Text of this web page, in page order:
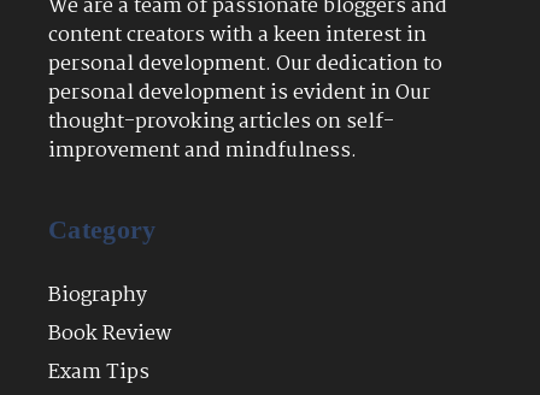
We are a team of passionate bloggers and
content creators with a keen interest in
personal development. Our dedication to
personal development is evident in Our
thought-provoking articles on self-
improvement and mindfulness.
Category
Biography
Book Review
Exam Tips